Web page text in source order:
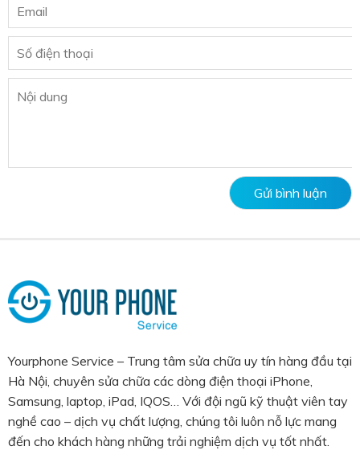
Yourphone Service – Trung tâm sửa chữa uy tín hàng đầu tại
Hà Nội, chuyên sửa chữa các dòng điện thoại iPhone,
Samsung, laptop, iPad, IQOS… Với đội ngũ kỹ thuật viên tay
nghề cao – dịch vụ chất lượng, chúng tôi luôn nỗ lực mang
đến cho khách hàng những trải nghiệm dịch vụ tốt nhất.